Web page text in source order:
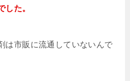
した。
は市販に流通していないんで